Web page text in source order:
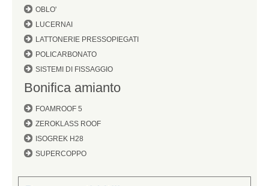
OBLO'
LUCERNAI
LATTONERIE PRESSOPIEGATI
POLICARBONATO
SISTEMI DI FISSAGGIO
Bonifica amianto
FOAMROOF 5
ZEROKLASS ROOF
ISOGREK H28
SUPERCOPPO